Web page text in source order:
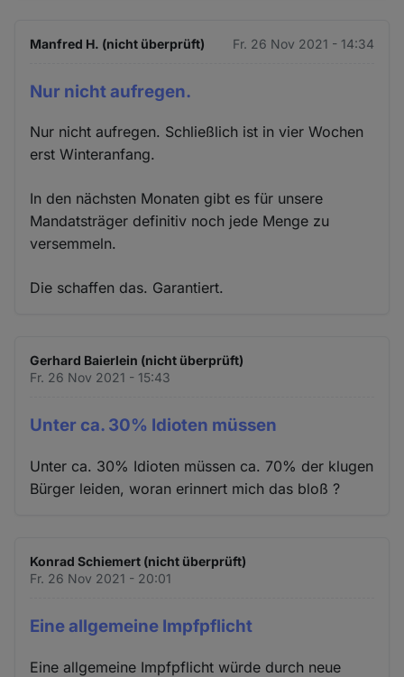
Manfred H. (nicht überprüft) Fr. 26 Nov 2021 - 14:34
Nur nicht aufregen.
Nur nicht aufregen. Schließlich ist in vier Wochen
erst Winteranfang.
In den nächsten Monaten gibt es für unsere
Mandatsträger definitiv noch jede Menge zu
versemmeln.
Die schaffen das. Garantiert.
Gerhard Baierlein (nicht überprüft)
Fr. 26 Nov 2021 - 15:43
Unter ca. 30% Idioten müssen
Unter ca. 30% Idioten müssen ca. 70% der klugen
Bürger leiden, woran erinnert mich das bloß ?
Konrad Schiemert (nicht überprüft)
Fr. 26 Nov 2021 - 20:01
Eine allgemeine Impfpflicht
Eine allgemeine Impfpflicht würde durch neue